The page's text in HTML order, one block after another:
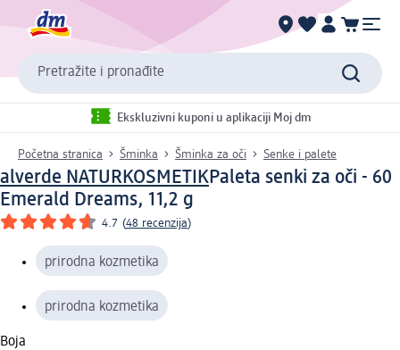
Pretražite i pronađite
Ekskluzivni kuponi u aplikaciji Moj dm
Početna stranica Šminka Šminka za oči Senke i palete
alverde NATURKOSMETIKPaleta senki za oči - 60
Emerald Dreams, 11,2 g
4.7 (48 recenzija)
prirodna kozmetika
prirodna kozmetika
Boja